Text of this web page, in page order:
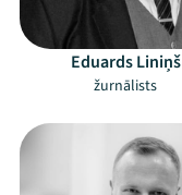
Eduards Liniņš
žurnālists